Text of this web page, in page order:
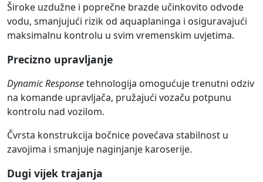
Široke uzdužne i poprečne brazde učinkovito odvode
vodu, smanjujući rizik od aquaplaninga i osiguravajući
maksimalnu kontrolu u svim vremenskim uvjetima.
Precizno upravljanje
Dynamic Responsetehnologija omogućuje trenutni odziv
na komande upravljača, pružajući vozaču potpunu
kontrolu nad vozilom.
Čvrsta konstrukcija bočnice povećava stabilnost u
zavojima i smanjuje naginjanje karoserije.
Dugi vijek trajanja